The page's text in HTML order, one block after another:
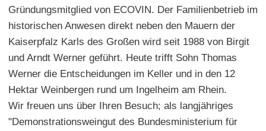
Gründungsmitglied von ECOVIN. Der Familienbetrieb im
historischen Anwesen direkt neben den Mauern der
Kaiserpfalz Karls des Großen wird seit 1988 von Birgit
und Arndt Werner geführt. Heute trifft Sohn Thomas
Werner die Entscheidungen im Keller und in den 12
Hektar Weinbergen rund um Ingelheim am Rhein.
Wir freuen uns über Ihren Besuch; als langjähriges
"Demonstrationsweingut des Bundesministerium für